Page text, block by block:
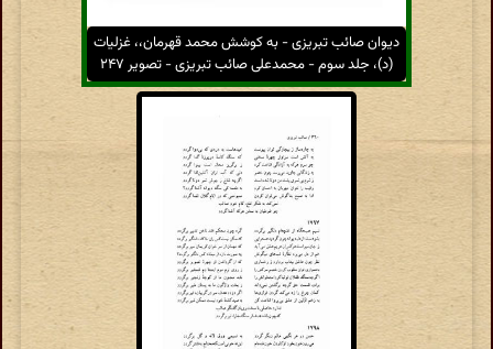
دیوان صائب تبریزی - به کوشش محمد قهرمان،، غزلیات
(د)، جلد سوم - محمدعلی صائب تبریزی - تصویر ۲۴۷